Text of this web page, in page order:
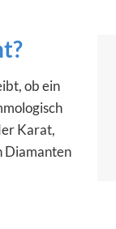
ob ein
Karat,
Diamanten